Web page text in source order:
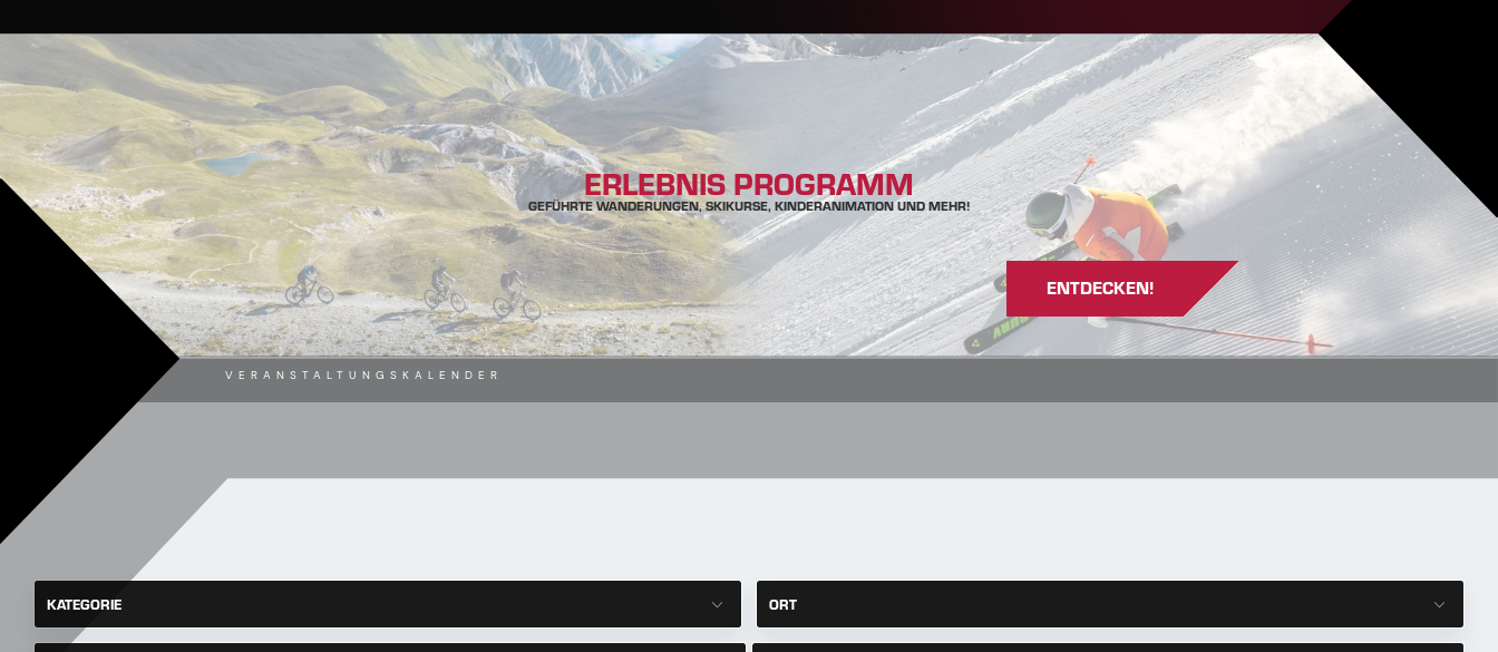
ERLEBNIS PROGRAMM
GEFÜHRTE WANDERUNGEN, SKIKURSE, KINDERANIMATION UND MEHR!
ENTDECKEN!
VERANSTALTUNGSKALENDER
KATEGORIE ORT